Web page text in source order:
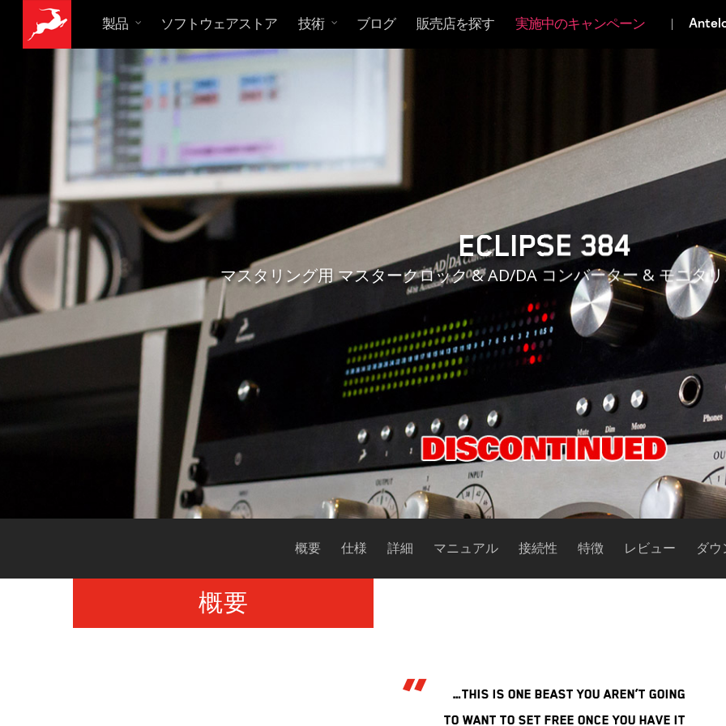
製品
マスタリンググレード コンバーター
ソフトウェアストア 技術 ブログ 販売店を探す 実施中のキャンペーン
ECLIPSE 384
マスタリング用 マスタークロック & AD/DA コンバーター & モニタ
概要 仕様 詳細 マニュアル 接続性 特徴 レビュー ダウ
概要
“
…this is one beast you aren’t going
to want to set free once you have it